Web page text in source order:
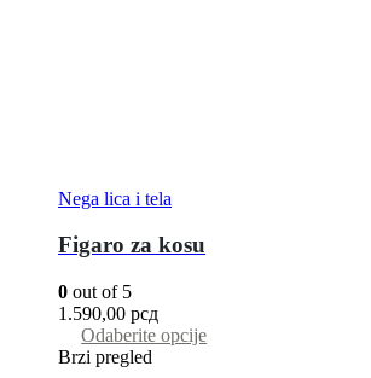
Nega lica i tela
Figaro za kosu
0 out of 5
1.590,00 рсд
Odaberite opcije
Brzi pregled